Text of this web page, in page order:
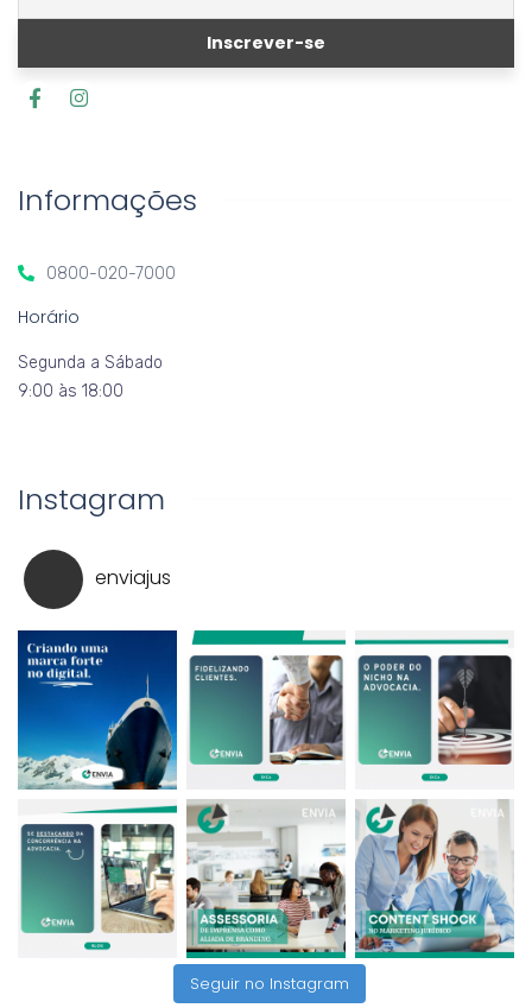
Informações
0800-020-7000
Horário
Segunda a Sábado
9:00 às 18:00
Instagram
enviajus
Seguir no Instagram